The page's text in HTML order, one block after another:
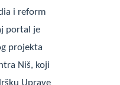
i reform
portal je
projekta
Niš, koji
Uprave